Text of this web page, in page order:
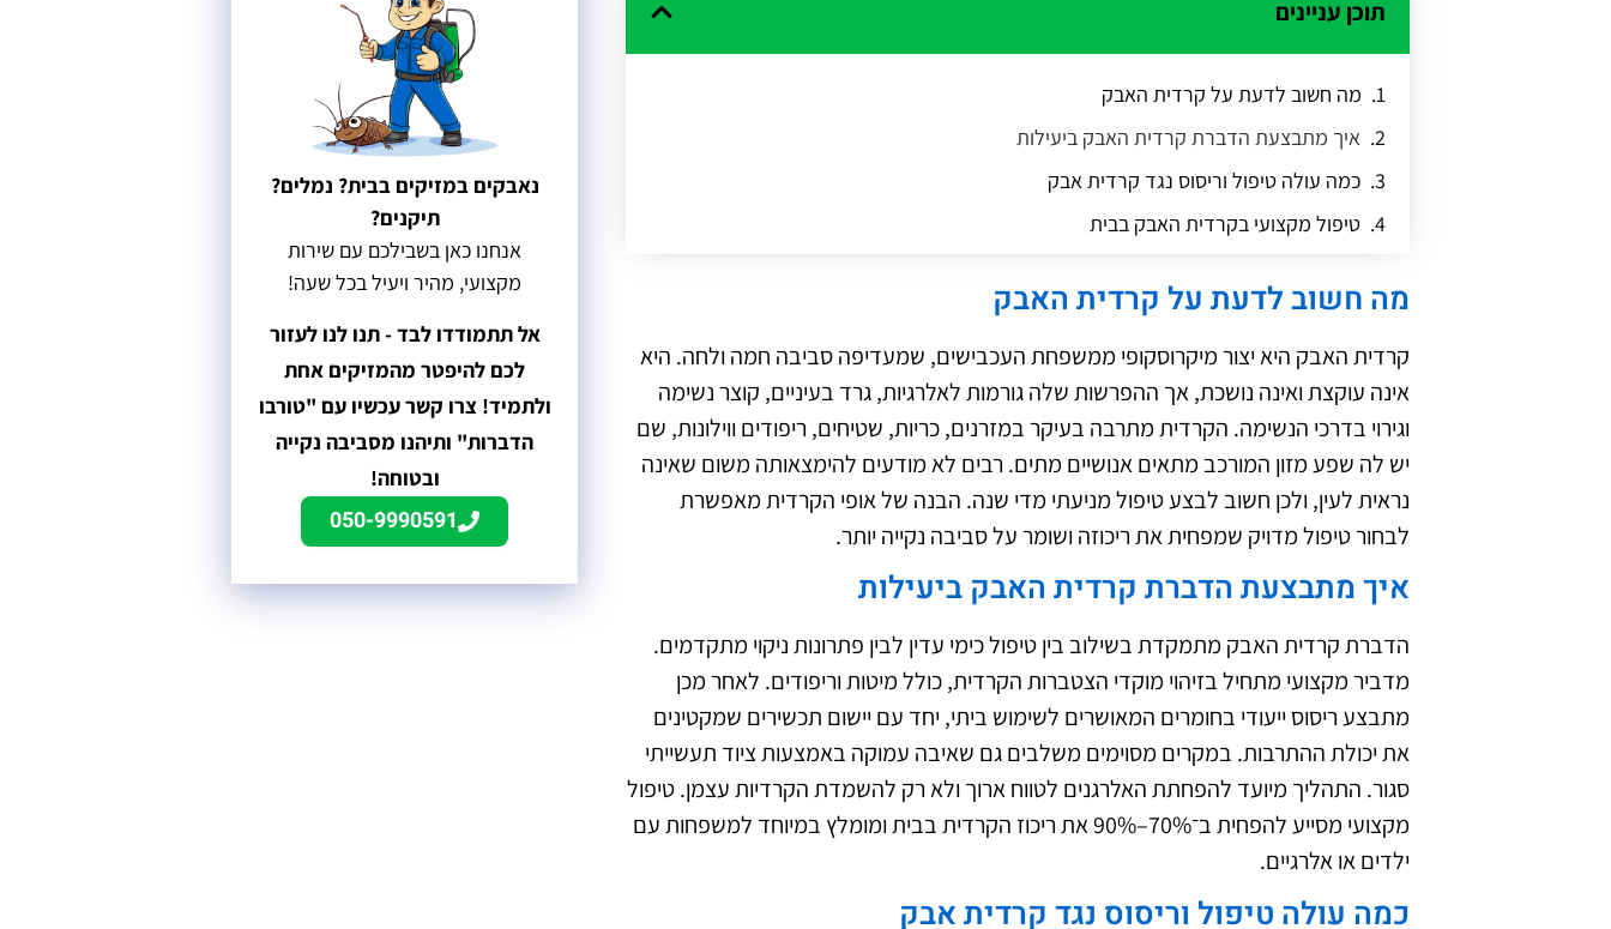
תוכן עניינים
מה חשוב לדעת על קרדית האבק
איך מתבצעת הדברת קרדית האבק ביעילות
כמה עולה טיפול וריסוס נגד קרדית אבק
טיפול מקצועי בקרדית האבק בבית
איך להיפטר מקרדית האבק לאורך זמן
מה חשוב לדעת על קרדית האבק
קרדית האבק היא יצור מיקרוסקופי ממשפחת העכבישים, שמעדיפה סביבה חמה ולחה. היא
אינה עוקצת ואינה נושכת, אך ההפרשות שלה גורמות לאלרגיות, גרד בעיניים, קוצר נשימה
וגירוי בדרכי הנשימה. הקרדית מתרבה בעיקר במזרנים, כריות, שטיחים, ריפודים ווילונות, שם
יש לה שפע מזון המורכב מתאים אנושיים מתים. רבים לא מודעים להימצאותה משום שאינה
נראית לעין, ולכן חשוב לבצע טיפול מניעתי מדי שנה. הבנה של אופי הקרדית מאפשרת
לבחור טיפול מדויק שמפחית את ריכוזה ושומר על סביבה נקייה יותר.
איך מתבצעת הדברת קרדית האבק ביעילות
הדברת קרדית האבק מתמקדת בשילוב בין טיפול כימי עדין לבין פתרונות ניקוי מתקדמים.
מדביר מקצועי מתחיל בזיהוי מוקדי הצטברות הקרדית, כולל מיטות וריפודים. לאחר מכן
מתבצע ריסוס ייעודי בחומרים המאושרים לשימוש ביתי, יחד עם יישום תכשירים שמקטינים
את יכולת ההתרבות. במקרים מסוימים משלבים גם שאיבה עמוקה באמצעות ציוד תעשייתי
סגור. התהליך מיועד להפחתת האלרגנים לטווח ארוך ולא רק להשמדת הקרדיות עצמן. טיפול
מקצועי מסייע להפחית ב־70%–90% את ריכוז הקרדית בבית ומומלץ במיוחד למשפחות עם
ילדים או אלרגיים.
כמה עולה טיפול וריסוס נגד קרדית אבק
נאבקים במזיקים בבית? נמלים?
תיקנים?
אנחנו כאן בשבילכם עם שירות
מקצועי, מהיר ויעיל בכל שעה!
אל תתמודדו לבד - תנו לנו לעזור
לכם להיפטר מהמזיקים אחת
ולתמיד! צרו קשר עכשיו עם "טורבו
הדברות" ותיהנו מסביבה נקייה
ובטוחה!
050-9990591